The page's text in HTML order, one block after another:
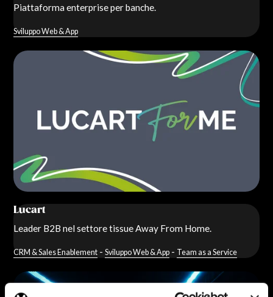
Piattaforma enterprise per banche.
Sviluppo Web & App
Lucart
Leader B2B nel settore tissue Away From Home.
CRM & Sales Enablement -Sviluppo Web & App - Team as a Service